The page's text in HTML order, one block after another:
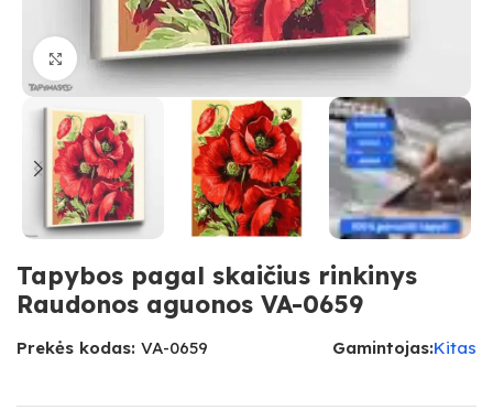
Paspauskite, kad priartinti
Tapybos pagal skaičius rinkinys
Raudonos aguonos VA-0659
Prekės kodas: VA-0659 Gamintojas:Kitas